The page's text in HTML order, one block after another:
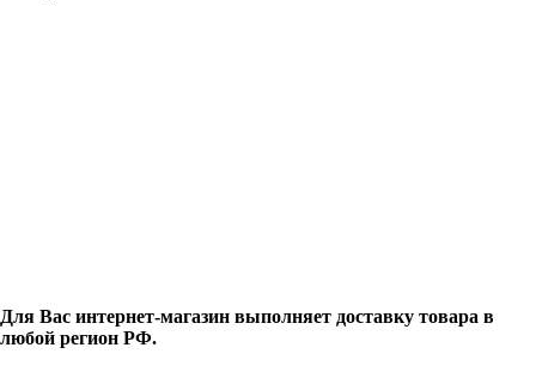
Для Вас интернет-магазин выполняет доставку товара в
любой регион РФ.